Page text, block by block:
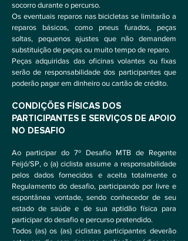
socorro durante o percurso.
Os eventuais reparos nas bicicletas se limitarão a
reparos básicos, como pneus furados, peças
soltas, pequenos ajustes que não demandem
substituição de peças ou muito tempo de reparo.
Peças adquiridas das oficinas volantes ou fixas
serão de responsabilidade dos participantes que
poderão pagar em dinheiro ou cartão de crédito.
CONDIÇÕES FÍSICAS DOS
PARTICIPANTES E SERVIÇOS DE APOIO
NO DESAFIO
Ao participar do 7º Desafio MTB de Regente
Feijó/SP, o (a) ciclista assume a responsabilidade
pelos dados fornecidos e aceita totalmente o
Regulamento do desafio, participando por livre e
espontânea vontade, sendo conhecedor de seu
estado de saúde e de sua aptidão física para
participar do desafio e percurso pretendido.
Todos (as) os (as) ciclistas participantes deverão